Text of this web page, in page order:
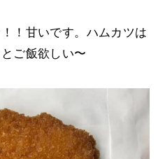
！甘いです。ハムカツは
ご飯欲しい〜